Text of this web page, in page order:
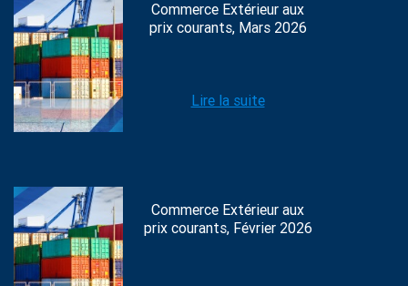
Commerce Extérieur aux
prix courants, Mars 2026
Lire la suite
Commerce Extérieur aux
prix courants, Février 2026